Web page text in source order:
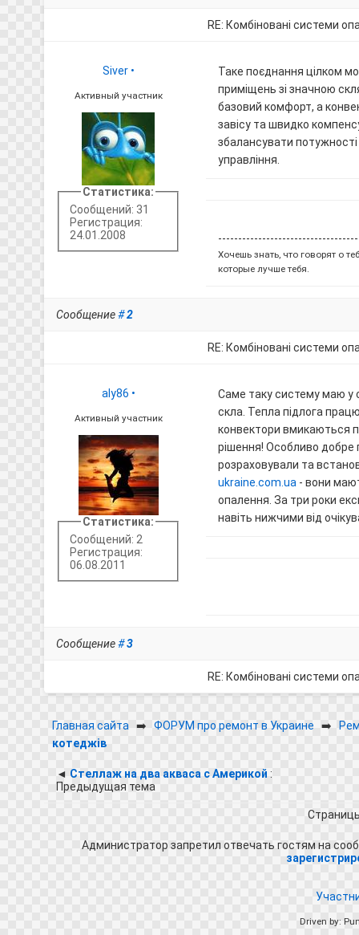
RE: Комбіновані системи
Siver •
Активный участник
Статистика:
Сообщений: 31
Регистрация:
24.01.2008
Таке поєднання цілком
приміщень зі значною
базовий комфорт, а
завісу та швидко
збалансувати
управління.
Хочешь знать, что говорят о
которые лучше тебя.
Сообщение#2
RE: Комбіновані системи
aly86 •
Активный участник
Статистика:
Сообщений: 2
Регистрация:
06.08.2011
Саме таку систему маю у
скла. Тепла підлога
конвектори вмикаються
рішення! Особливо добре
розраховували та
ukraine.com.ua - вони
опалення. За три роки
навіть нижчими від
Сообщение#3
RE: Комбіновані системи
Главная сайта ➡️ФОРУМ про ремонт в Украине ➡️
котеджів
◄ Стеллаж на два акваса с Америкой :
Предыдущая тема
Администратор запретил отвечать гостям на
Driven by: